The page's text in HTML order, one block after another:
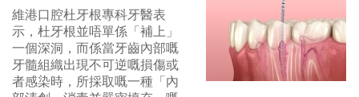
根咧？福田杜牙根加瓷牙
套幾錢？
維港口腔杜牙根專科牙醫表
示，杜牙根並唔單係「補上」
一個深洞，而係當牙齒內部嘅
牙髓組織出現不可逆嘅損傷或
者感染時，所採取嘅一種「內